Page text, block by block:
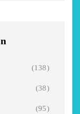
(138)
(38)
(95)